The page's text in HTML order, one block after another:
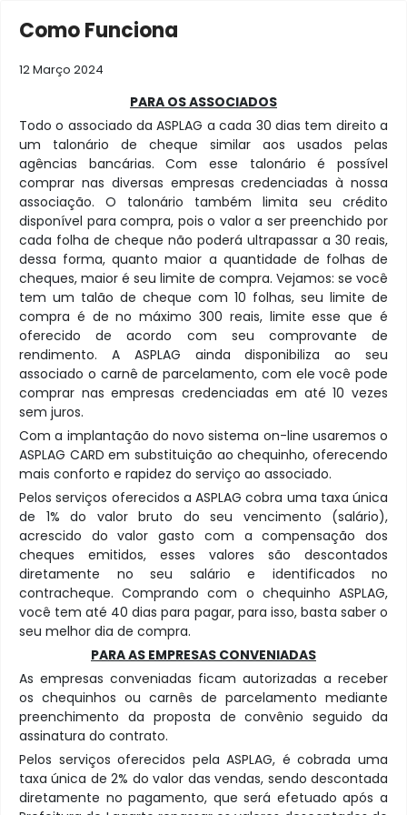
Como Funciona
12 Março 2024
PARA OS ASSOCIADOS
Todo o associado da ASPLAG a cada 30 dias tem direito a
um talonário de cheque similar aos usados pelas
agências bancárias. Com esse talonário é possível
comprar nas diversas empresas credenciadas à nossa
associação. O talonário também limita seu crédito
disponível para compra, pois o valor a ser preenchido por
cada folha de cheque não poderá ultrapassar a 30 reais,
dessa forma, quanto maior a quantidade de folhas de
cheques, maior é seu limite de compra. Vejamos: se você
tem um talão de cheque com 10 folhas, seu limite de
compra é de no máximo 300 reais, limite esse que é
oferecido de acordo com seu comprovante de
rendimento. A ASPLAG ainda disponibiliza ao seu
associado o carnê de parcelamento, com ele você pode
comprar nas empresas credenciadas em até 10 vezes
sem juros.
Com a implantação do novo sistema on-line usaremos o
ASPLAG CARD em substituição ao chequinho, oferecendo
mais conforto e rapidez do serviço ao associado.
Pelos serviços oferecidos a ASPLAG cobra uma taxa única
de 1% do valor bruto do seu vencimento (salário),
acrescido do valor gasto com a compensação dos
cheques emitidos, esses valores são descontados
diretamente no seu salário e identificados no
contracheque. Comprando com o chequinho ASPLAG,
você tem até 40 dias para pagar, para isso, basta saber o
seu melhor dia de compra.
PARA AS EMPRESAS CONVENIADAS
As empresas conveniadas ficam autorizadas a receber
os chequinhos ou carnês de parcelamento mediante
preenchimento da proposta de convênio seguido da
assinatura do contrato.
Pelos serviços oferecidos pela ASPLAG, é cobrada uma
taxa única de 2% do valor das vendas, sendo descontada
diretamente no pagamento, que será efetuado após a